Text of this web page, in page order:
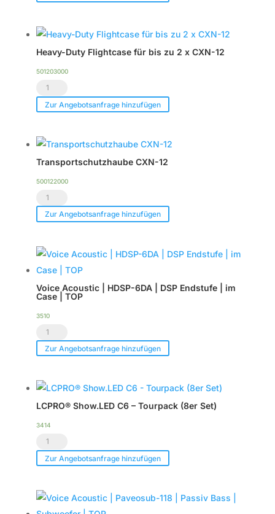
12
Menge
Heavy-Duty Flightcase für bis zu 2 x CXN-12
501203000
Heavy-
Duty
für
bis
zu
2
CXN-
Menge
Zur Angebotsanfrage hinzufügen
Transportschutzhaube CXN-12
500122000
Transportschutzhaube
CXN-
Menge
Zur Angebotsanfrage hinzufügen
Voice Acoustic | HDSP-6DA | DSP Endstufe | im
Case | TOP
3510
Voice
Acoustic
HDSP-
6DA
|
DSP
Endstufe
Case
Zur Angebotsanfrage hinzufügen
LCPRO® Show.LED C6 – Tourpack (8er Set)
3414
LCPRO®
Show.LED
-
Tourpack
Zur Angebotsanfrage hinzufügen